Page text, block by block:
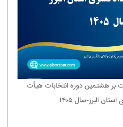
هیأت نظارت بر هشتمین دوره انتخابات هیأت
البرز-سال ۱۴۰۵